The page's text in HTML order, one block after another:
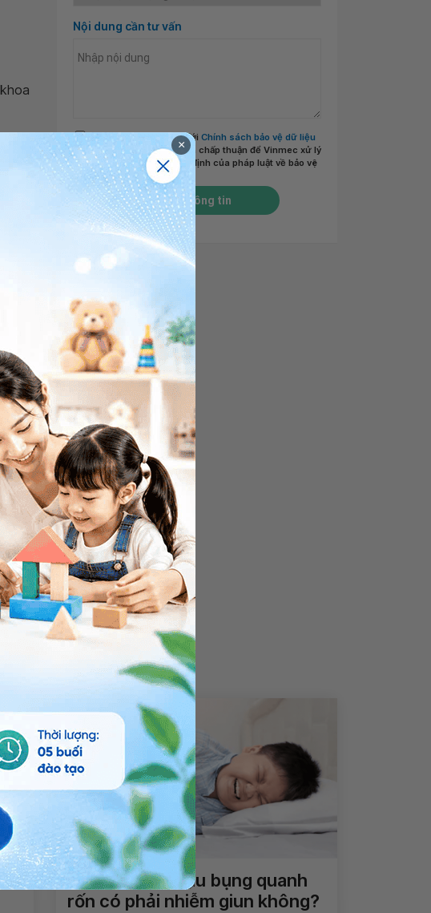
dõi
Nội dung cần tư vấn
Tôi đã đọc và đồng ý với Chính sách bảo vệ dữ liệu
cá nhân của Vinmecvà chấp thuận để Vinmec xử lý
DLCN của tôi theo quy định của pháp luật về bảo vệ
DLCN.*
Gửi thông tin
Bé trai 7 tuổi đau bụng quanh
rốn có phải nhiễm giun không?
×